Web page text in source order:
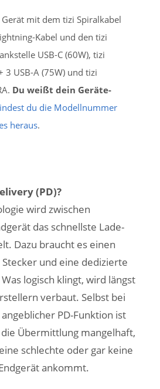
mit dem tizi Spiralkabel
Kabel und den tizi
USB-C (60W), tizi
3 USB-A (75W) und tizi
Du weißt dein Geräte-
du die Modellnummer
heraus.
(PD)?
wird zwischen
das schnellste Lade-
Dazu braucht es einen
Stecker und eine dedizierte
logisch klingt, wird längst
verbaut. Selbst bei
PD-Funktion ist
Übermittlung mangelhaft,
schlechte oder gar keine
ankommt.